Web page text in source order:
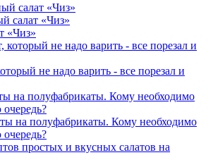
салат «Чиз»
салат «Чиз»
«Чиз»
который не надо варить - все порезал и
не надо варить - все порезал и
на полуфабрикаты. Кому необходимо
на полуфабрикаты. Кому необходимо
простых и вкусных салатов на